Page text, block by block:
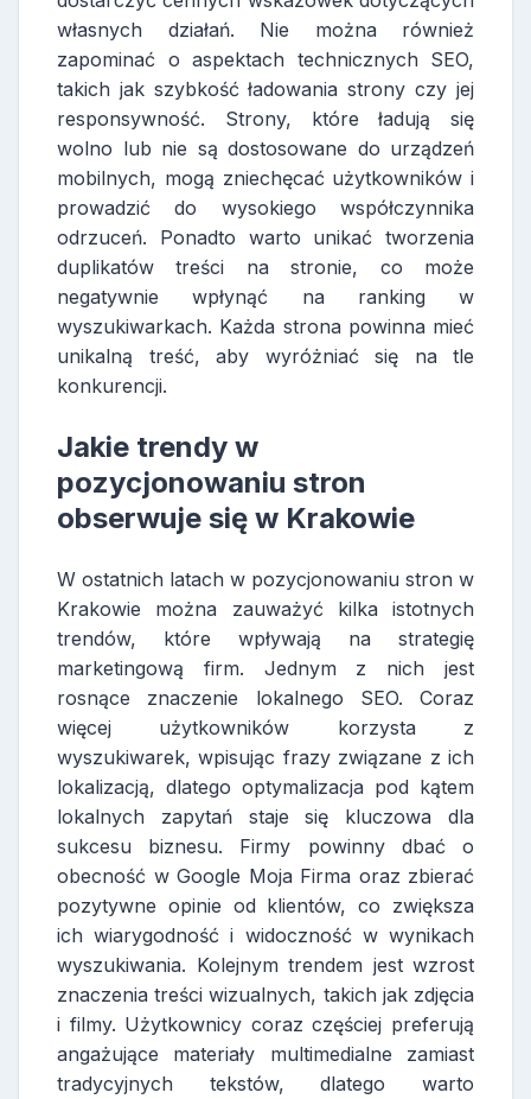
własnych działań. Nie można również
zapominać o aspektach technicznych SEO,
takich jak szybkość ładowania strony czy jej
responsywność. Strony, które ładują się
wolno lub nie są dostosowane do urządzeń
mobilnych, mogą zniechęcać użytkowników i
prowadzić do wysokiego współczynnika
odrzuceń. Ponadto warto unikać tworzenia
duplikatów treści na stronie, co może
negatywnie wpłynąć na ranking w
wyszukiwarkach. Każda strona powinna mieć
unikalną treść, aby wyróżniać się na tle
konkurencji.
Jakie trendy w
pozycjonowaniu stron
obserwuje się w Krakowie
W ostatnich latach w pozycjonowaniu stron w
Krakowie można zauważyć kilka istotnych
trendów, które wpływają na strategię
marketingową firm. Jednym z nich jest
rosnące znaczenie lokalnego SEO. Coraz
więcej użytkowników korzysta z
wyszukiwarek, wpisując frazy związane z ich
lokalizacją, dlatego optymalizacja pod kątem
lokalnych zapytań staje się kluczowa dla
sukcesu biznesu. Firmy powinny dbać o
obecność w Google Moja Firma oraz zbierać
pozytywne opinie od klientów, co zwiększa
ich wiarygodność i widoczność w wynikach
wyszukiwania. Kolejnym trendem jest wzrost
znaczenia treści wizualnych, takich jak zdjęcia
i filmy. Użytkownicy coraz częściej preferują
angażujące materiały multimedialne zamiast
tradycyjnych tekstów, dlatego warto